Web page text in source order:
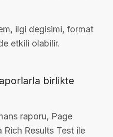
ilgi degisimi, format
etkili olabilir.
birlikte
raporu, Page
Results Test ile